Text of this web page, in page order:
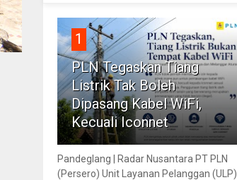
1
PLN Tegaskan Tiang
Listrik Tak Boleh
Dipasang Kabel WiFi,
Kecuali Iconnet
Pandeglang | Radar Nusantara PT PLN
(Persero) Unit Layanan Pelanggan (ULP)